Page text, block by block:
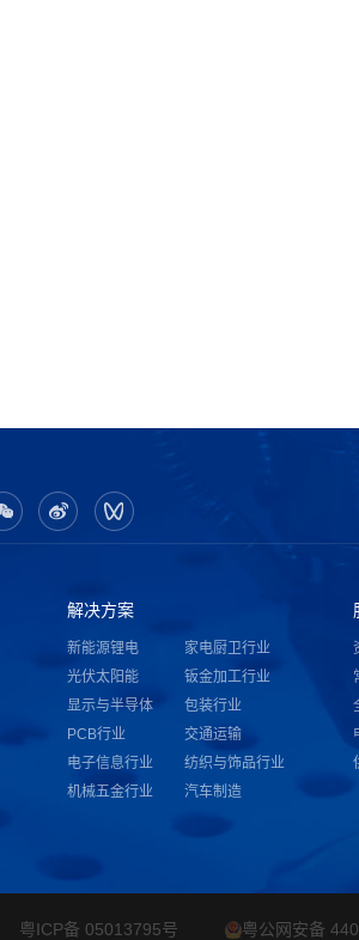
解决方案
新能源锂电
光伏太阳能
显示与半导体
PCB行业
电子信息行业
机械五金行业
家电厨卫行业
钣金加工行业
包装行业
交通运输
纺织与饰品行业
汽车制造
粤ICP备 05013795号 粤公网安备